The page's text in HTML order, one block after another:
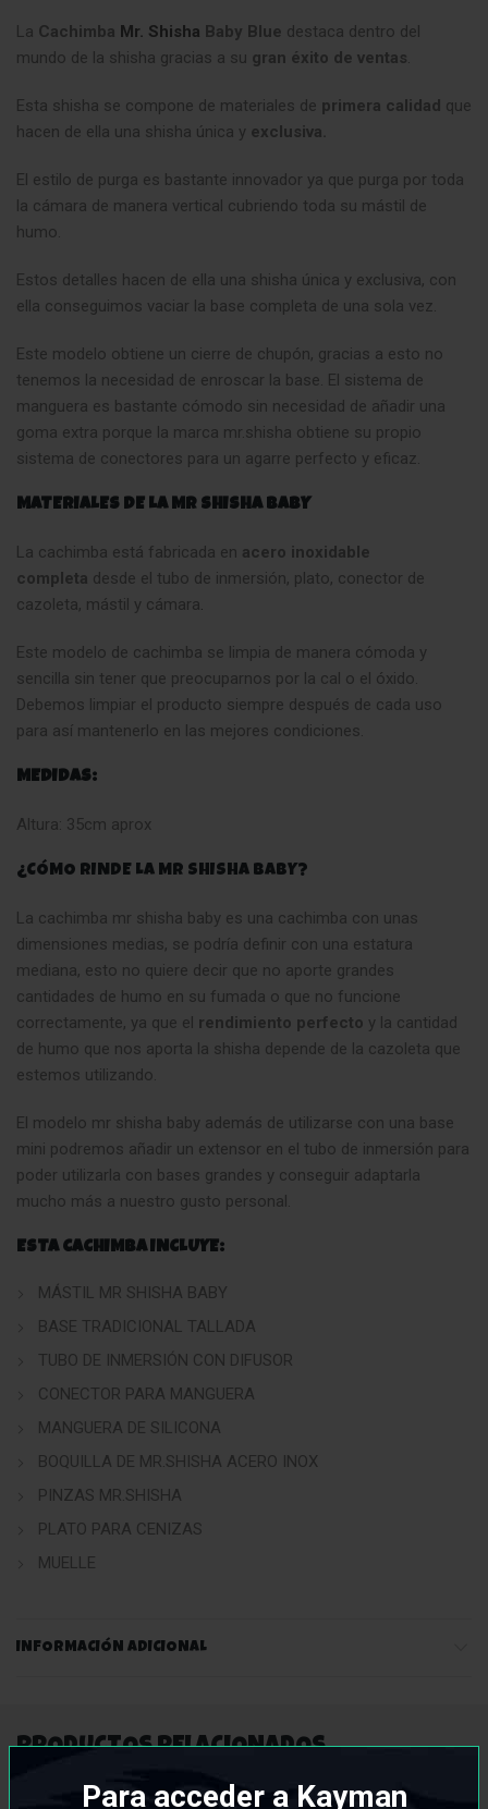
Para acceder a Kayman
La Cachimba Mr. Shisha Baby Blue destaca dentro del
mundo de la shisha gracias a su gran éxito de ventas.
Esta shisha se compone de materiales de primera calidad que
hacen de ella una shisha única y exclusiva.
El estilo de purga es bastante innovador ya que purga por toda
la cámara de manera vertical cubriendo toda su mástil de
humo.
Estos detalles hacen de ella una shisha única y exclusiva, con
ella conseguimos vaciar la base completa de una sola vez.
Este modelo obtiene un cierre de chupón, gracias a esto no
tenemos la necesidad de enroscar la base. El sistema de
manguera es bastante cómodo sin necesidad de añadir una
goma extra porque la marca mr.shisha obtiene su propio
sistema de conectores para un agarre perfecto y eficaz.
MATERIALES DE LA MR SHISHA BABY
La cachimba está fabricada en acero inoxidable
completa desde el tubo de inmersión, plato, conector de
cazoleta, mástil y cámara.
Este modelo de cachimba se limpia de manera cómoda y
sencilla sin tener que preocuparnos por la cal o el óxido.
Debemos limpiar el producto siempre después de cada uso
para así mantenerlo en las mejores condiciones.
MEDIDAS:
Altura: 35cm aprox
¿CÓMO RINDE LA MR SHISHA BABY?
La cachimba mr shisha baby es una cachimba con unas
dimensiones medias, se podría definir con una estatura
mediana, esto no quiere decir que no aporte grandes
cantidades de humo en su fumada o que no funcione
correctamente, ya que el rendimiento perfecto y la cantidad
de humo que nos aporta la shisha depende de la cazoleta que
estemos utilizando.
El modelo mr shisha baby además de utilizarse con una base
mini podremos añadir un extensor en el tubo de inmersión para
poder utilizarla con bases grandes y conseguir adaptarla
mucho más a nuestro gusto personal.
ESTA CACHIMBA INCLUYE:
MÁSTIL MR SHISHA BABY
BASE TRADICIONAL TALLADA
TUBO DE INMERSIÓN CON DIFUSOR
CONECTOR PARA MANGUERA
MANGUERA DE SILICONA
BOQUILLA DE MR.SHISHA ACERO INOX
PINZAS MR.SHISHA
PLATO PARA CENIZAS
MUELLE
INFORMACIÓN ADICIONAL
PRODUCTOS RELACIONADOS